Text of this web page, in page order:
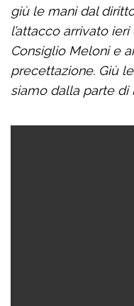
giù le mani dal
l’attacco arrivato
Consiglio Meloni e
precettazione. Giù
siamo dalla parte di